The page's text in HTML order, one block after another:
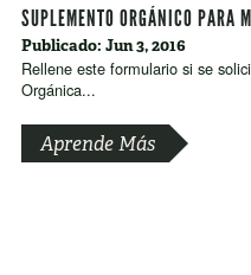
SUPLEMENTO ORGÁNICO PARA
Publicado: Jun 3, 2016
Rellene este formulario si se
Orgánica...
Aprende Más